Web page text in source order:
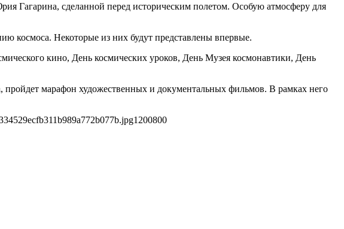
Гагарина, сделанной перед историческим полетом. Особую атмосферу для
космоса. Некоторые из них будут представлены впервые.
кино, День космических уроков, День Музея космонавтики, День
марафон художественных и документальных фильмов. В рамках него
1200800